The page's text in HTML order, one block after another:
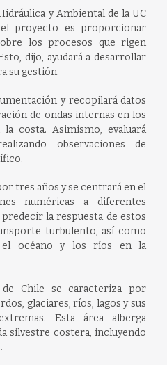
y Ambiental de la UC
proyecto es proporcionar
los procesos que rigen
dijo, ayudará a desarrollar
su gestión.
y recopilará datos
de ondas internas en los
costa. Asimismo, evaluará
observaciones de
tres años y se centrará en el
numéricas a diferentes
la respuesta de estos
turbulento, así como
el océano y los ríos en la
Chile se caracteriza por
glaciares, ríos, lagos y sus
Esta área alberga
silvestre costera, incluyendo